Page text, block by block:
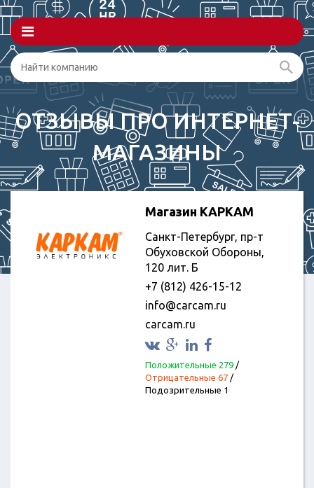
ОТЗЫВЫ ПРО ИНТЕРНЕТ-
МАГАЗИНЫ
Магазин КАРКАМ
Санкт-Петербург, пр-т
Обуховской Обороны,
120 лит. Б
+7 (812) 426-15-12
info@carcam.ru
carcam.ru
Положительные 279/
Отрицательные 67/
Подозрительные 1